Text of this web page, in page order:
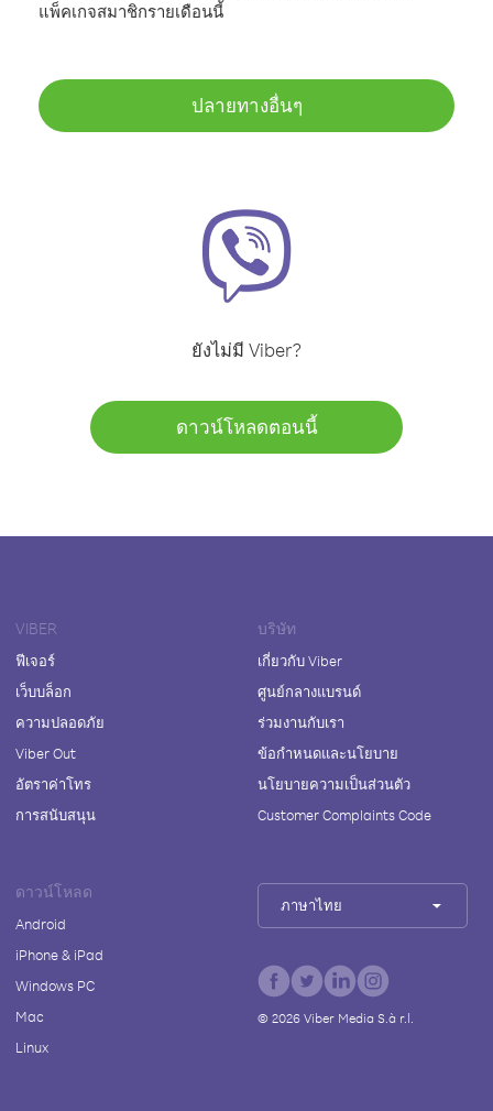
แพ็คเกจสมาชิกรายเดือนนี้
ปลายทางอื่นๆ
ยังไม่มี Viber?
ดาวน์โหลดตอนนี้
VIBER
ฟีเจอร์
เว็บบล็อก
ความปลอดภัย
Viber Out
อัตราค่าโทร
การสนับสนุน
บริษัท
เกี่ยวกับ Viber
ศูนย์กลางแบรนด์
ร่วมงานกับเรา
ข้อกำหนดและนโยบาย
นโยบายความเป็นส่วนตัว
Customer Complaints Code
ดาวน์โหลด
Android
iPhone & iPad
Windows PC
Mac
Linux
ภาษาไทย
© 2026Viber Media S.à r.l.